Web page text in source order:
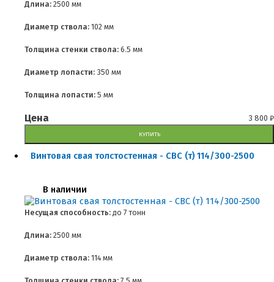
Длина: 2500 мм
Диаметр ствола: 102 мм
Толщина стенки ствола: 6.5 мм
Диаметр лопасти: 350 мм
Толщина лопасти: 5 мм
Цена 3 800 ₽
КУПИТЬ
Винтовая свая толстостенная - СВС (т) 114/300-2500
В наличии
Несущая способность: до 7 тонн
Длина: 2500 мм
Диаметр ствола: 114 мм